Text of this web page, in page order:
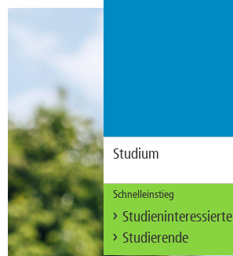
Studium
Schnelleinstieg
Studieninteressierte
Studierende